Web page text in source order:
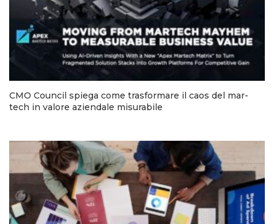
CMO Council spiega come trasformare il caos del mar-
tech in valore aziendale misurabile